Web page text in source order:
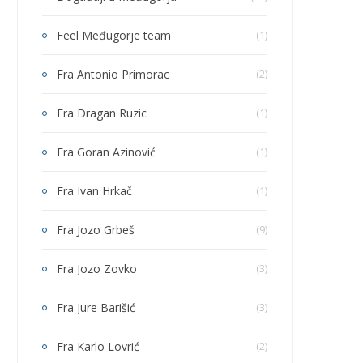
Feel Međugorje team (1)
Fra Antonio Primorac (2)
Fra Dragan Ruzic (1)
Fra Goran Azinović (1)
Fra Ivan Hrkač (1)
Fra Jozo Grbeš (9)
Fra Jozo Zovko (3)
Fra Jure Barišić (3)
Fra Karlo Lovrić (2)